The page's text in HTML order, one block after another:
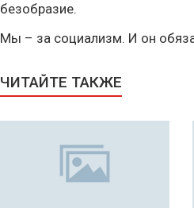
безобразие.
Мы – за социализм. И он
ЧИТАЙТЕ ТАКЖЕ